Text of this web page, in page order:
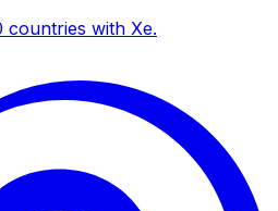
countries with Xe.